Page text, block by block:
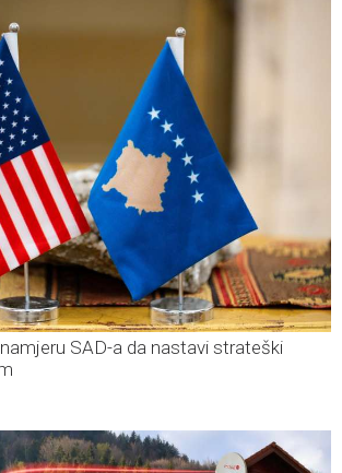
SAD-a da nastavi strateški